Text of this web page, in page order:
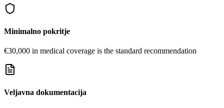
Minimalno pokritje
€30,000 in medical coverage is the standard recommendation
Veljavna dokumentacija